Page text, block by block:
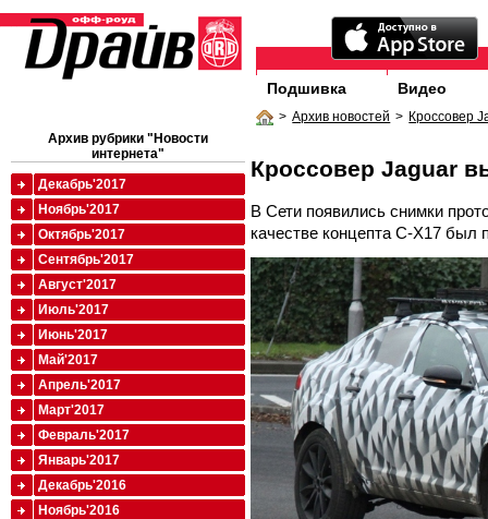
Подшивка Видео
> Архив новостей > Кроссовер
Кроссовер Jaguar
В Сети появились снимки
качестве концепта C-X17 был
Архив рубрики "Новости
интернета"
Декабрь'2017
Ноябрь'2017
Октябрь'2017
Сентябрь'2017
Август'2017
Июль'2017
Июнь'2017
Май'2017
Апрель'2017
Март'2017
Февраль'2017
Январь'2017
Декабрь'2016
Ноябрь'2016